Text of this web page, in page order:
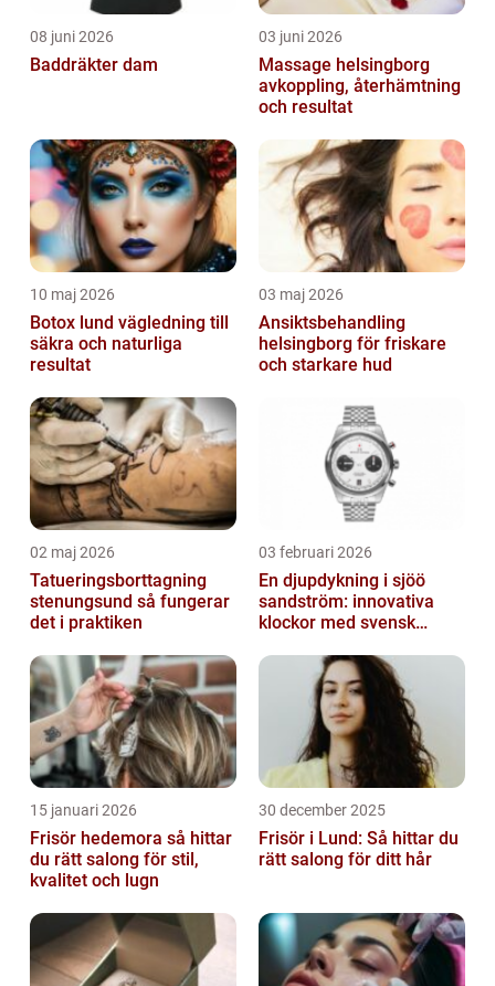
08 juni 2026
Baddräkter dam
03 juni 2026
Massage helsingborg
avkoppling, återhämtning
och resultat
10 maj 2026
Botox lund vägledning till
säkra och naturliga
resultat
03 maj 2026
Ansiktsbehandling
helsingborg för friskare
och starkare hud
02 maj 2026
Tatueringsborttagning
stenungsund så fungerar
det i praktiken
03 februari 2026
En djupdykning i sjöö
sandström: innovativa
klockor med svensk
15 januari 2026
Frisör hedemora så hittar
du rätt salong för stil,
kvalitet och lugn
30 december 2025
Frisör i Lund: Så hittar du
rätt salong för ditt hår